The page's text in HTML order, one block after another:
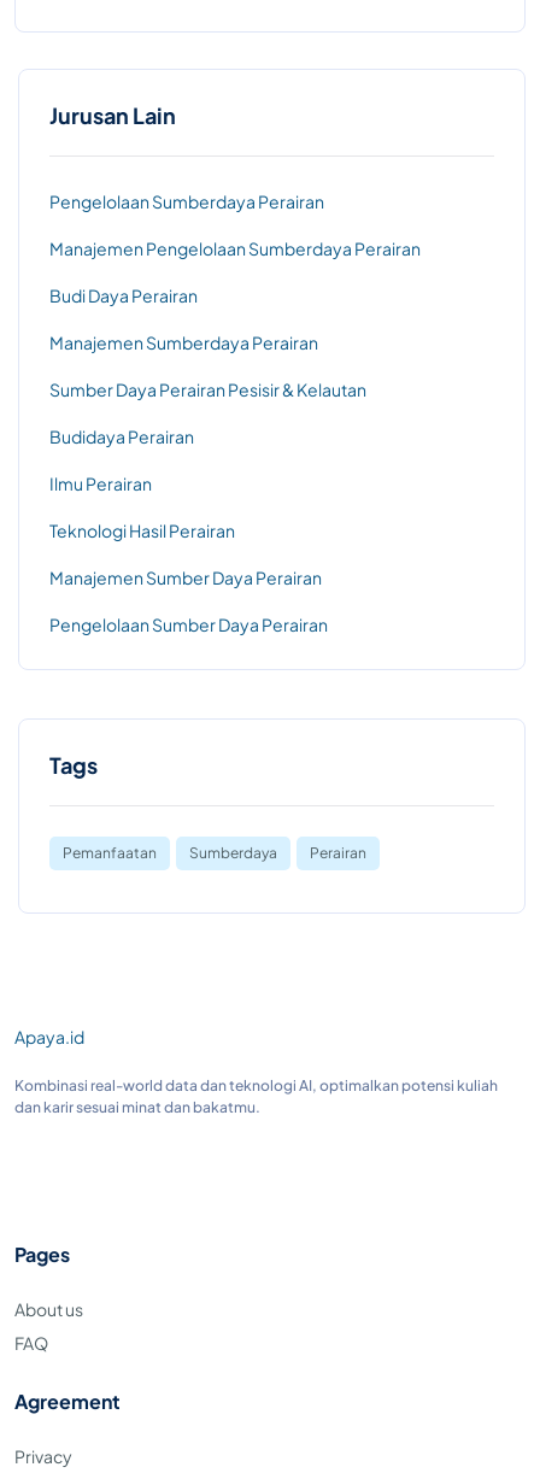
Jurusan Lain
Pengelolaan Sumberdaya Perairan
Manajemen Pengelolaan Sumberdaya Perairan
Budi Daya Perairan
Manajemen Sumberdaya Perairan
Sumber Daya Perairan Pesisir & Kelautan
Budidaya Perairan
Ilmu Perairan
Teknologi Hasil Perairan
Manajemen Sumber Daya Perairan
Pengelolaan Sumber Daya Perairan
Tags
Pemanfaatan Sumberdaya Perairan
Apaya.id
Kombinasi real-world data dan teknologi AI, optimalkan potensi kuliah
dan karir sesuai minat dan bakatmu.
Pages
About us
FAQ
Agreement
Privacy